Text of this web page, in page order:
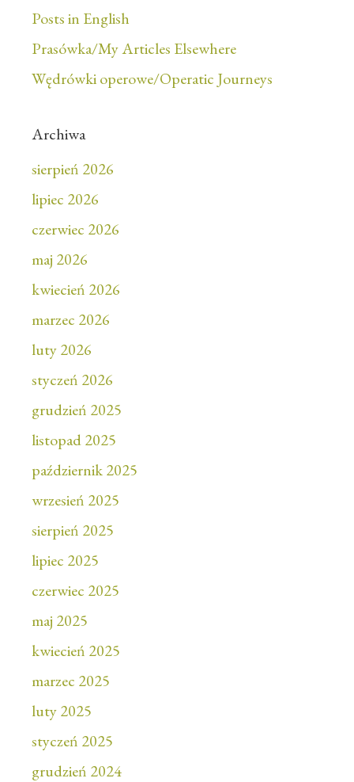
Posts in English
Prasówka/My Articles Elsewhere
Wędrówki operowe/Operatic Journeys
Archiwa
sierpień 2026
lipiec 2026
czerwiec 2026
maj 2026
kwiecień 2026
marzec 2026
luty 2026
styczeń 2026
grudzień 2025
listopad 2025
październik 2025
wrzesień 2025
sierpień 2025
lipiec 2025
czerwiec 2025
maj 2025
kwiecień 2025
marzec 2025
luty 2025
styczeń 2025
grudzień 2024